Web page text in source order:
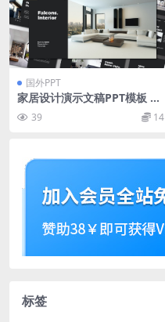
国外PPT
家居设计演示文稿PPT模板 Fa
lcons Powerpoint Templat
e 39 14
标签